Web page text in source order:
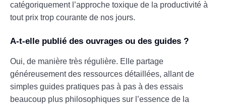
catégoriquement l’approche toxique de la productivité à
tout prix trop courante de nos jours.
A-t-elle publié des ouvrages ou des guides ?
Oui, de manière très régulière. Elle partage
généreusement des ressources détaillées, allant de
simples guides pratiques pas à pas à des essais
beaucoup plus philosophiques sur l’essence de la